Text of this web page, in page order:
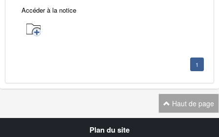
Accéder à la notice
1
Haut de page
Plan du site